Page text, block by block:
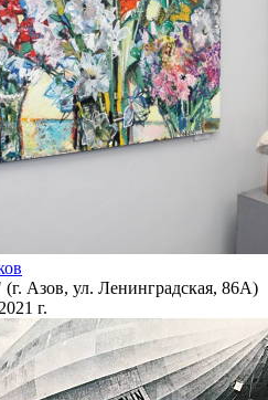
Азов, ул. Ленинградская, 86А)
г.